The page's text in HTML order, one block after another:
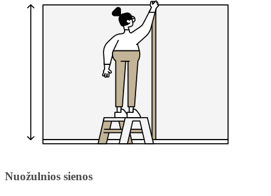
Nuožulnios sienos